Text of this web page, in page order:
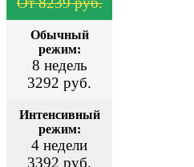
Обычный
режим:
8 недель
3292 руб.
Интенсивный
режим:
4 недели
3392 руб.